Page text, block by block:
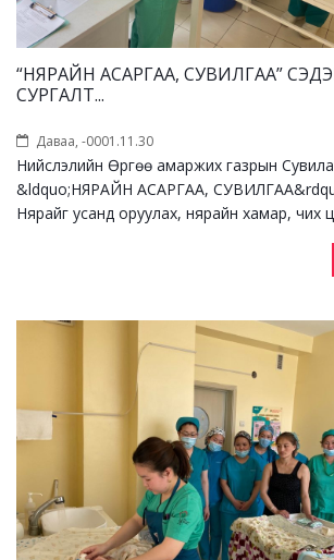
“НЯРАЙН АСАРГАА, СУВИЛГАА”
СУРГАЛТ...
Даваа, -0001.11.30
Нийслэлийн Өргөө амаржих газрын
&ldquo;НЯРАЙН АСАРГАА,
Нярайг усанд оруулах, нярайн хамар, чих